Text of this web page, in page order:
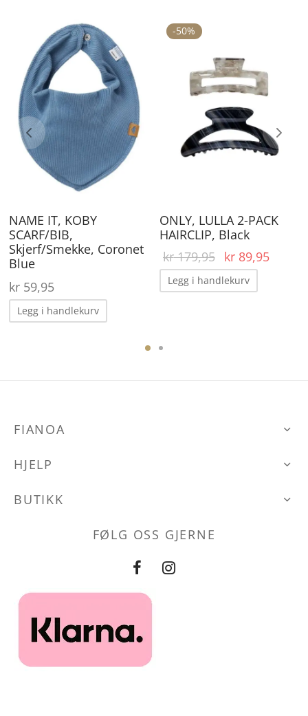
NAME IT, KOBY
SCARF/BIB,
Skjerf/Smekke, Coronet
Blue
kr59,95
Legg i handlekurv
-50%
ONLY, LULLA 2-PACK
HAIRCLIP, Black
kr179,95
Opprinnelig
pris var:
kr 179,95.
kr89,95
Legg i handlekurv
FIANOA
HJELP
BUTIKK
FØLG OSS GJERNE